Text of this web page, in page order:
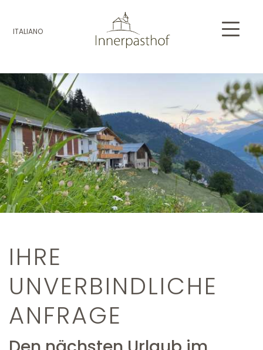
ITALIANO
IHRE
UNVERBINDLICHE
ANFRAGE